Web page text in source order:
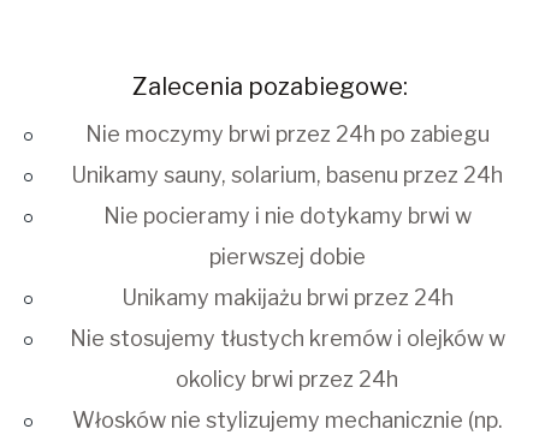
Zalecenia pozabiegowe:
Nie moczymy brwi przez 24h po zabiegu
Unikamy sauny, solarium, basenu przez 24h
Nie pocieramy i nie dotykamy brwi w
pierwszej dobie
Unikamy makijażu brwi przez 24h
Nie stosujemy tłustych kremów i olejków w
okolicy brwi przez 24h
Włosków nie stylizujemy mechanicznie (np.